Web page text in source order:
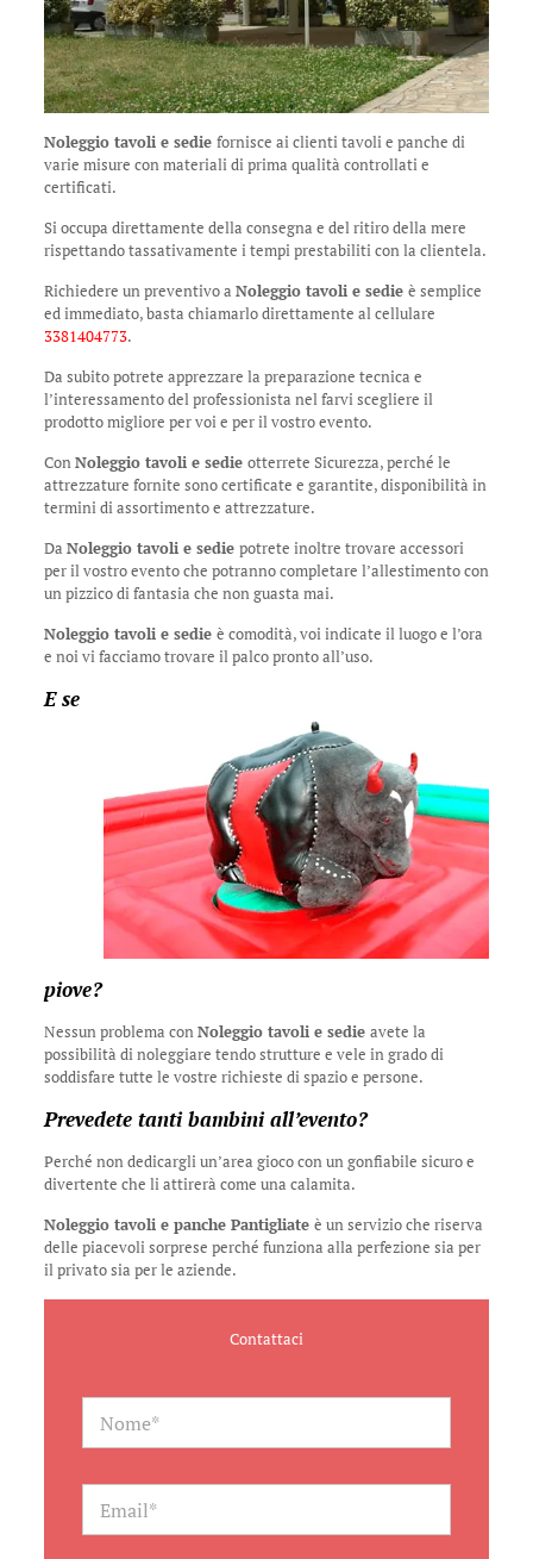
Noleggio tavoli e sedie fornisce ai clienti tavoli e panche di
varie misure con materiali di prima qualità controllati e
certificati.
Si occupa direttamente della consegna e del ritiro della mere
rispettando tassativamente i tempi prestabiliti con la clientela.
Richiedere un preventivo a Noleggio tavoli e sedie è semplice
ed immediato, basta chiamarlo direttamente al cellulare
3381404773.
Da subito potrete apprezzare la preparazione tecnica e
l’interessamento del professionista nel farvi scegliere il
prodotto migliore per voi e per il vostro evento.
ConNoleggio tavoli e sedie otterrete Sicurezza, perché le
attrezzature fornite sono certificate e garantite, disponibilità in
termini di assortimento e attrezzature.
Da Noleggio tavoli e sedie potrete inoltre trovare accessori
per il vostro evento che potranno completare l’allestimento con
un pizzico di fantasia che non guasta mai.
Noleggio tavoli e sedie è comodità, voi indicate il luogo e l’ora
e noi vi facciamo trovare il palco pronto all’uso.
E se
piove?
Nessun problema conNoleggio tavoli e sedie avete la
possibilità di noleggiare tendo strutture e vele in grado di
soddisfare tutte le vostre richieste di spazio e persone.
Prevedete tanti bambini all’evento?
Perché non dedicargli un’area gioco con un gonfiabile sicuro e
divertente che li attirerà come una calamita.
Noleggio tavoli e panche Pantigliate è un servizio che riserva
delle piacevoli sorprese perché funziona alla perfezione sia per
il privato sia per le aziende.
Contattaci
m
*
a